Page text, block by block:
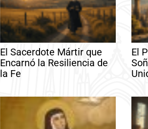
El Sacerdote Mártir que
Encarnó la Resiliencia de
la Fe
El